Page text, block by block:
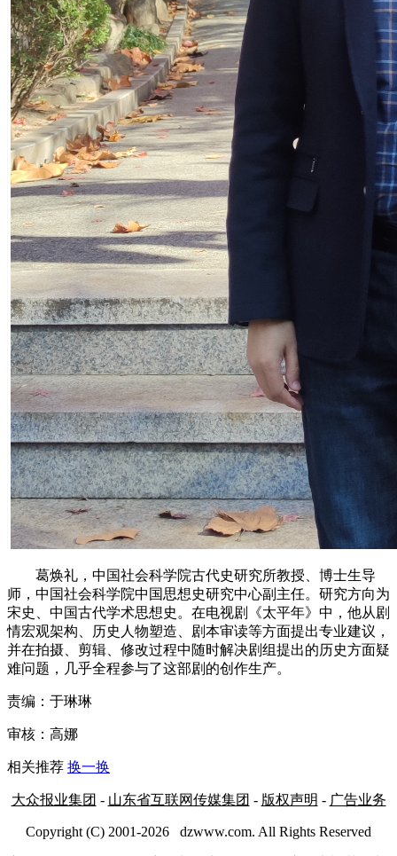
葛焕礼，中国社会科学院古代史研究所教授、博士生导
师，中国社会科学院中国思想史研究中心副主任。研究方向为
宋史、中国古代学术思想史。在电视剧《太平年》中，他从剧
情宏观架构、历史人物塑造、剧本审读等方面提出专业建议，
并在拍摄、剪辑、修改过程中随时解决剧组提出的历史方面疑
难问题，几乎全程参与了这部剧的创作生产。
责编：于琳琳
审核：高娜
相关推荐 换一换
大众报业集团 - 山东省互联网传媒集团 - 版权声明 - 广告业务
Copyright (C) 2001-2026 dzwww.com. All Rights Reserved